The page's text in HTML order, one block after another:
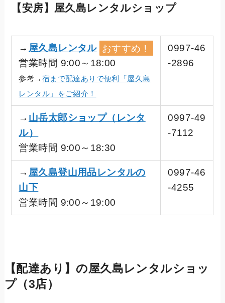
【安房】屋久島レンタルショップ
→ 屋久島レンタル おすすめ！
営業時間 9:00～18:00
参考→ 宿まで配達ありで便利「屋久島
レンタル」をご紹介！
0997-46
-2896
→ 山岳太郎ショップ（レンタ
ル）
営業時間 9:00～18:30
0997-49
-7112
→ 屋久島登山用品レンタルの
山下
営業時間 9:00～19:00
0997-46
-4255
【配達あり】の屋久島レンタルショッ
プ（3店）